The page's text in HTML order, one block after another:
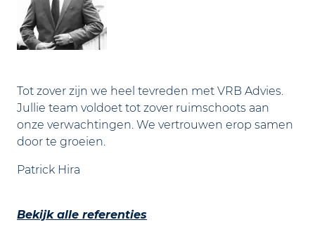
Tot zover zijn we heel tevreden met VRB Advies.
Jullie team voldoet tot zover ruimschoots aan
onze verwachtingen. We vertrouwen erop samen
door te groeien.
Patrick Hira
Bekijk alle referenties